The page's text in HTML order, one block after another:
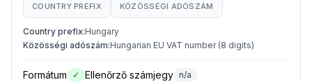
COUNTRY PREFIX KÖZÖSSÉGI ADÓSZÁM
Country prefix:Hungary
Közösségi adószám:Hungarian EU VAT number (8 digits)
Formátum ✓ Ellenőrző számjegy n/a